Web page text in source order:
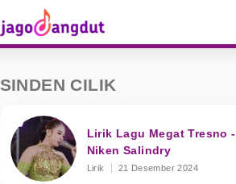
SINDEN CILIK
Lirik Lagu Megat Tresno -
Niken Salindry
Lirik 21 Desember 2024